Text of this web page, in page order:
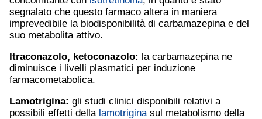
segnalato che questo farmaco altera in maniera
imprevedibile la biodisponibilità di carbamazepina e del
suo metabolita attivo.
Itraconazolo, ketoconazolo: la carbamazepina ne
diminuisce i livelli plasmatici per induzione
farmacometabolica.
Lamotrigina: gli studi clinici disponibili relativi a
possibili effetti della lamotriginasul metabolismo della